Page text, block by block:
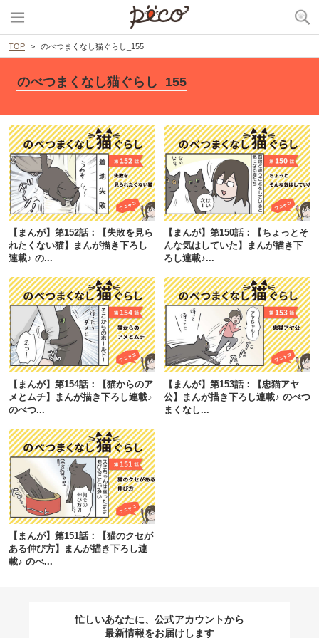
TOP のべつまくなし猫ぐらし_155
のべつまくなし猫ぐらし_155
【まんが】第152話：【失敗を見ら
れたくない猫】まんが描き下ろし
連載♪ の...
【まんが】第150話：【ちょっとそ
んな気はしていた】まんが描き下
ろし連載♪...
【まんが】第154話：【猫からのア
メとムチ】まんが描き下ろし連載♪
のべつ...
【まんが】第153話：【忠猫アヤ
公】まんが描き下ろし連載♪ のべつ
まくなし...
【まんが】第151話：【猫のクセが
ある伸び方】まんが描き下ろし連
載♪ のべ...
忙しいあなたに、公式アカウントから
最新情報をお届けします
閉じる
pecodogs
いぬ部をフォロー
アプリで開く
アプリをダウンロードする